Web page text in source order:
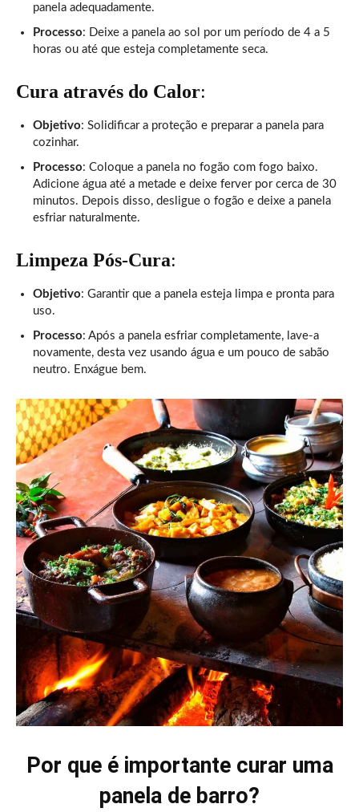
panela adequadamente.
Processo: Deixe a panela ao sol por um período de 4 a 5
horas ou até que esteja completamente seca.
Cura através do Calor:
Objetivo: Solidificar a proteção e preparar a panela para
cozinhar.
Processo: Coloque a panela no fogão com fogo baixo.
Adicione água até a metade e deixe ferver por cerca de 30
minutos. Depois disso, desligue o fogão e deixe a panela
esfriar naturalmente.
Limpeza Pós-Cura:
Objetivo: Garantir que a panela esteja limpa e pronta para
uso.
Processo: Após a panela esfriar completamente, lave-a
novamente, desta vez usando água e um pouco de sabão
neutro. Enxágue bem.
Por que é importante curar uma
panela de barro?